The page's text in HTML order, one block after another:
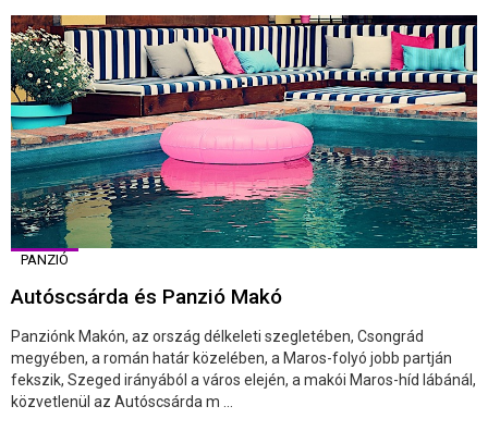
PANZIÓ
Autóscsárda és Panzió Makó
Panziónk Makón, az ország délkeleti szegletében, Csongrád
megyében, a román határ közelében, a Maros-folyó jobb partján
fekszik, Szeged irányából a város elején, a makói Maros-híd lábánál,
közvetlenül az Autóscsárda m ...